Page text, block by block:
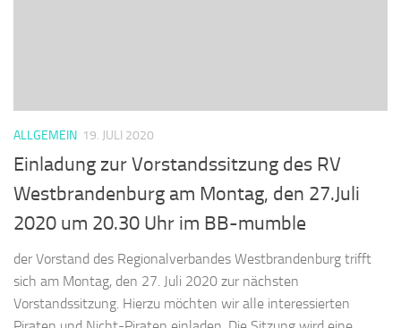
ALLGEMEIN 19. JULI 2020
Einladung zur Vorstandssitzung des RV
Westbrandenburg am Montag, den 27.Juli
2020 um 20.30 Uhr im BB-mumble
der Vorstand des Regionalverbandes Westbrandenburg trifft
sich am Montag, den 27. Juli 2020 zur nächsten
Vorstandssitzung. Hierzu möchten wir alle interessierten